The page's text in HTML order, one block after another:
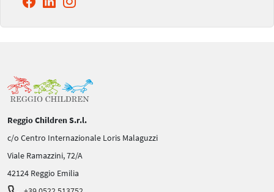
Reggio Children S.r.l.
c/o Centro Internazionale Loris Malaguzzi
Viale Ramazzini, 72/A
42124 Reggio Emilia